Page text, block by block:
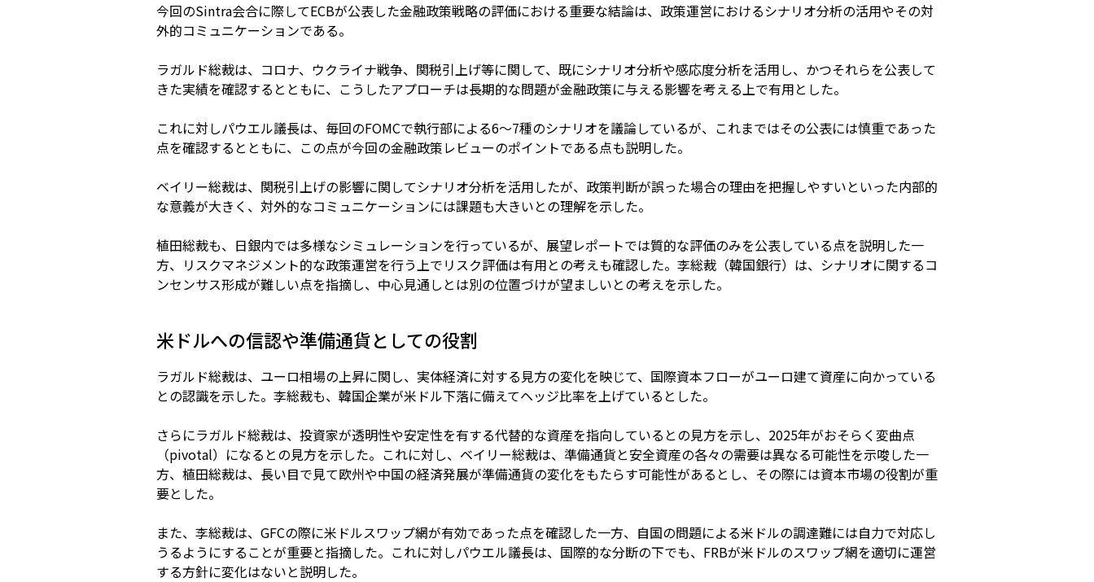
今回のSintra会合に際してECBが公表した金融政策戦略の評価における重要な結論は、政策運営におけるシナリオ分析の活用やその対
外的コミュニケーションである。
ラガルド総裁は、コロナ、ウクライナ戦争、関税引上げ等に関して、既にシナリオ分析や感応度分析を活用し、かつそれらを公表して
きた実績を確認するとともに、こうしたアプローチは長期的な問題が金融政策に与える影響を考える上で有用とした。
これに対しパウエル議長は、毎回のFOMCで執行部による6～7種のシナリオを議論しているが、これまではその公表には慎重であった
点を確認するとともに、この点が今回の金融政策レビューのポイントである点も説明した。
ベイリー総裁は、関税引上げの影響に関してシナリオ分析を活用したが、政策判断が誤った場合の理由を把握しやすいといった内部的
な意義が大きく、対外的なコミュニケーションには課題も大きいとの理解を示した。
植田総裁も、日銀内では多様なシミュレーションを行っているが、展望レポートでは質的な評価のみを公表している点を説明した一
方、リスクマネジメント的な政策運営を行う上でリスク評価は有用との考えも確認した。李総裁（韓国銀行）は、シナリオに関するコ
ンセンサス形成が難しい点を指摘し、中心見通しとは別の位置づけが望ましいとの考えを示した。
米ドルへの信認や準備通貨としての役割
ラガルド総裁は、ユーロ相場の上昇に関し、実体経済に対する見方の変化を映じて、国際資本フローがユーロ建て資産に向かっている
との認識を示した。李総裁も、韓国企業が米ドル下落に備えてヘッジ比率を上げているとした。
さらにラガルド総裁は、投資家が透明性や安定性を有する代替的な資産を指向しているとの見方を示し、2025年がおそらく変曲点
（pivotal）になるとの見方を示した。これに対し、ベイリー総裁は、準備通貨と安全資産の各々の需要は異なる可能性を示唆した一
方、植田総裁は、長い目で見て欧州や中国の経済発展が準備通貨の変化をもたらす可能性があるとし、その際には資本市場の役割が重
要とした。
また、李総裁は、GFCの際に米ドルスワップ網が有効であった点を確認した一方、自国の問題による米ドルの調達難には自力で対応し
うるようにすることが重要と指摘した。これに対しパウエル議長は、国際的な分断の下でも、FRBが米ドルのスワップ網を適切に運営
する方針に変化はないと説明した。